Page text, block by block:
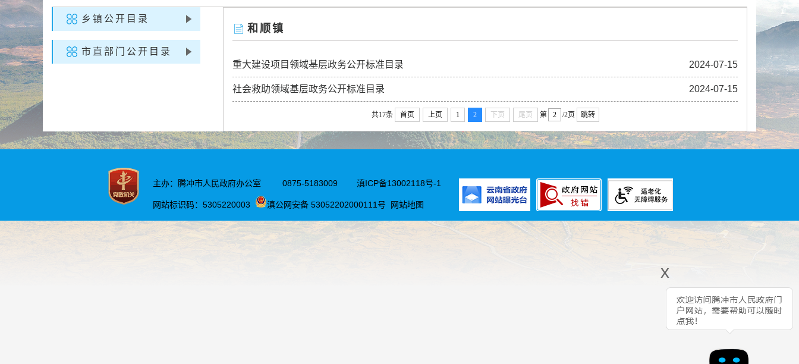
x
和顺镇
2024-07-15
重大建设项目领域基层政务公开标准目录
2024-07-15
社会救助领域基层政务公开标准目录
共17条 首页 上页 1 2 下页 尾页 第 /2页 跳转
乡镇公开目录
市直部门公开目录